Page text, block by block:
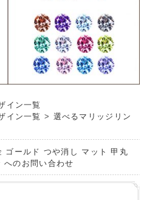
イン一覧
イン一覧 > 選べるマリッジリン
ゴールド つや消し マット 甲丸
へのお問い合わせ